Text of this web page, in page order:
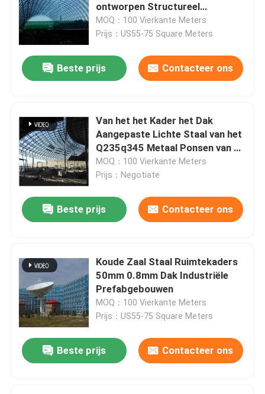
Huis
Ongeveer ons
Fabrieksreis
Kwaliteitscontrole
ontworpen Structureel
Ruimtekader 300m van de
Gebouwenboog
MOQ：100 Vierkante Meters
Prijs：US55-75 Square Meters
Beste prijs Contacteer ons
Van het het Kader het Dak
Aangepaste Lichte Staal van het
Q235q345 Metaal Ponsen van de
het Kaderstructuur
MOQ：100 Vierkante Meters
Prijs：Negotiate
Beste prijs Contacteer ons
Koude Zaal Staal Ruimtekaders
50mm 0.8mm Dak Industriële
Prefabgebouwen
MOQ：100 Vierkante Meters
Prijs：US55-75 Square Meters
Beste prijs Contacteer ons